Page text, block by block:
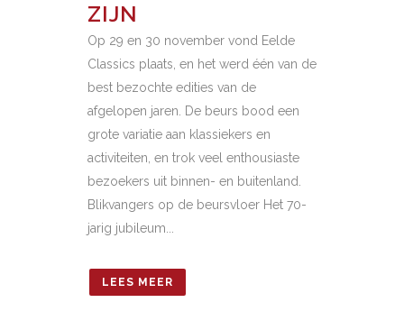
ZIJN
Op 29 en 30 november vond Eelde
Classics plaats, en het werd één van de
best bezochte edities van de
afgelopen jaren. De beurs bood een
grote variatie aan klassiekers en
activiteiten, en trok veel enthousiaste
bezoekers uit binnen- en buitenland.
Blikvangers op de beursvloer Het 70-
jarig jubileum...
LEES MEER